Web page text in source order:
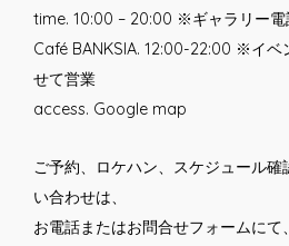
time. 10:00 – 20:00 ※ギャラリー電
Café BANKSIA. 12:00-22:00 ※イベ
せて営業
access. Google map
ご予約、ロケハン、スケジュール
い合わせは、
お電話またはお問合せフォームにて